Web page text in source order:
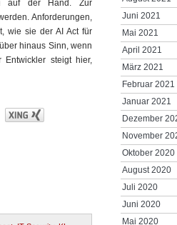
auf der Hand. Zur
Anforderungen,
wie sie der AI Act für
hinaus Sinn, wenn
Entwickler steigt hier,
Juni 2021
Mai 2021
April 2021
März 2021
Februar 2021
Januar 2021
Dezember
November
Oktober 2020
August 2020
Juli 2020
Juni 2020
Mai 2020